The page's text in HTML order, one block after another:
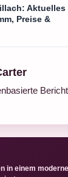
Aktuelles
Preise &
in einem